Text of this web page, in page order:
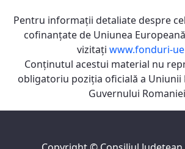
Pentru informaţii detaliate despre
cofinanţate de Uniunea
vizitaţi www.fonduri-
Conţinutul acestui material nu
obligatoriu poziţia oficială a Uniunii
Guvernului Romaniei